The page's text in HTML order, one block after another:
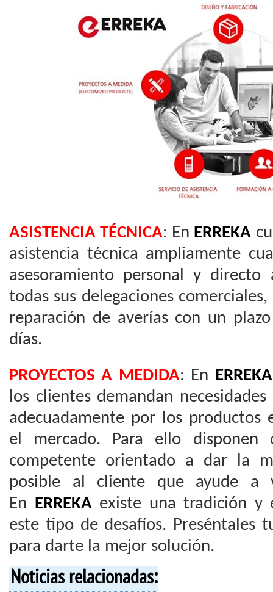
ASISTENCIA TÉCNICA: En ERREKA
asistencia técnica ampliamente
asesoramiento personal y
todas sus delegaciones
reparación de averías con un
días.
PROYECTOS A MEDIDA: En ERREKA
los clientes demandan
adecuadamente por los productos
el mercado. Para ello disponen
competente orientado a dar la
posible al cliente que ayude a
En ERREKA existe una tradición y
este tipo de desafíos. Preséntales
para darte la mejor solución.
Noticias relacionadas: